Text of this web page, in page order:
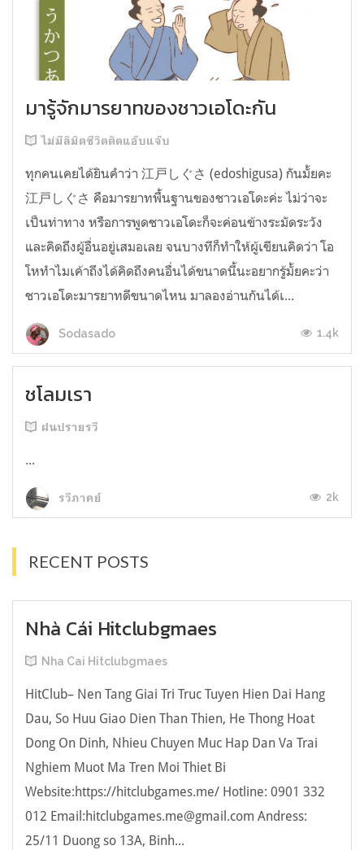
มารู้จักมารยาทของชาวเอโดะกัน
ไม่มีลิมิตชีวิตติดแอ๊บแจ๊บ
ทุกคนเคยได้ยินคำว่า 江戸しぐさ (edoshigusa) กันมั้ยคะ
江戸しぐさ คือมารยาทพื้นฐานของชาวเอโดะค่ะ ไม่ว่าจะ
เป็นท่าทาง หรือการพูดชาวเอโดะก็จะค่อนข้างระมัดระวัง
และคิดถึงผู้อื่นอยู่เสมอเลย จนบางทีก็ทำให้ผู้เขียนคิดว่า โอ
โหทำไมเค้าถึงได้คิดถึงคนอื่นได้ขนาดนี้นะอยากรู้มั้ยคะว่า
ชาวเอโดะมารยาทดีขนาดไหน มาลองอ่านกันได้เ...
Sodasado 1.4k
ชโลมเรา
ฝนปรายรวี
...
รวีภาคย์ 2k
RECENT POSTS
Nhà Cái Hitclubgmaes
Nha Cai Hitclubgmaes
HitClub– Nen Tang Giai Tri Truc Tuyen Hien Dai Hang
Dau, So Huu Giao Dien Than Thien, He Thong Hoat
Dong On Dinh, Nhieu Chuyen Muc Hap Dan Va Trai
Nghiem Muot Ma Tren Moi Thiet Bi
Website:https://hitclubgames.me/ Hotline: 0901 332
012 Email:hitclubgames.me@gmail.com Andress:
25/11 Duong so 13A, Binh...